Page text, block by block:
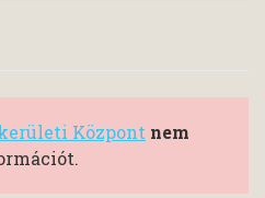
Központ nem